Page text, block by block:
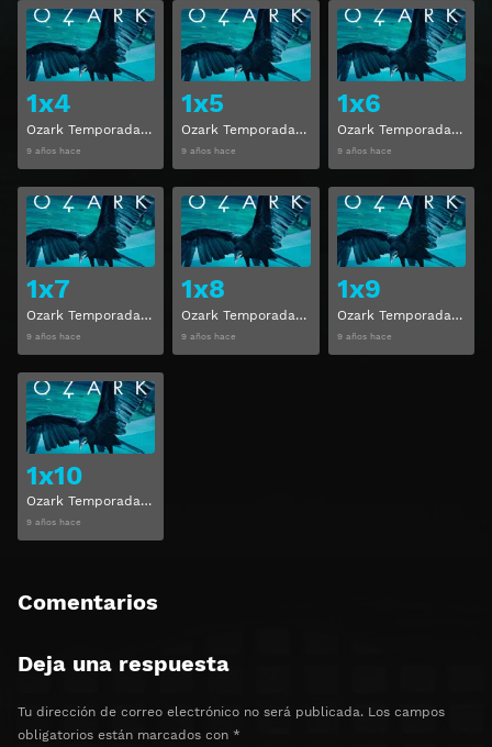
1x4
Ozark Temporada 1, Capitulo 4
9 años hace
Ver
1x5
Ozark Temporada 1, Capitulo 5
9 años hace
Ver
1x6
Ozark Temporada 1, Capitulo 6
9 años hace
1x7
Ozark Temporada 1, Capitulo 7
9 años hace
Ver
1x8
Ozark Temporada 1, Capitulo 8
9 años hace
Ver
1x9
Ozark Temporada 1, Capitulo 9
9 años hace
1x10
Ozark Temporada 1, Capitulo 10
9 años hace
Comentarios
Deja una respuesta
Tu dirección de correo electrónico no será publicada. Los campos
obligatorios están marcados con *